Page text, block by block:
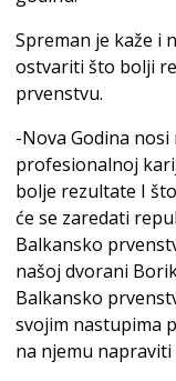
Spreman je kaže i
ostvariti što bolji
prvenstvu.
-Nova Godina nosi
profesionalnoj
bolje rezultate I
će se zaredati
Balkansko
našoj dvorani
Balkansko
svojim nastupima
na njemu